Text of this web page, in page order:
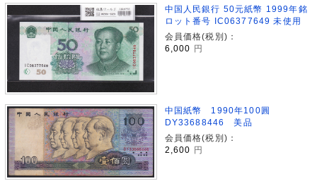
中国人民銀行 50元紙幣 1999年銘
ロット番号 IC06377649 未使用
会員価格(税別)：
6,000 円
中国紙幣 1990年100圓
DY33688446 美品
会員価格(税別)：
2,600 円